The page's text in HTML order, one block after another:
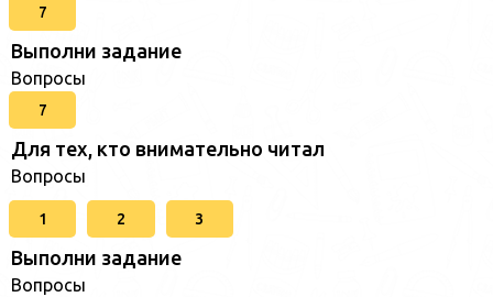
7
Выполни задание
Вопросы
7
Для тех, кто внимательно читал
Вопросы
1 2 3
Выполни задание
Вопросы